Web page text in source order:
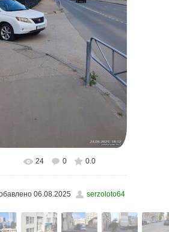
В реальном размере 720x1600
173.3Kb
24 0 0.0
06.08.2025 serzoloto64